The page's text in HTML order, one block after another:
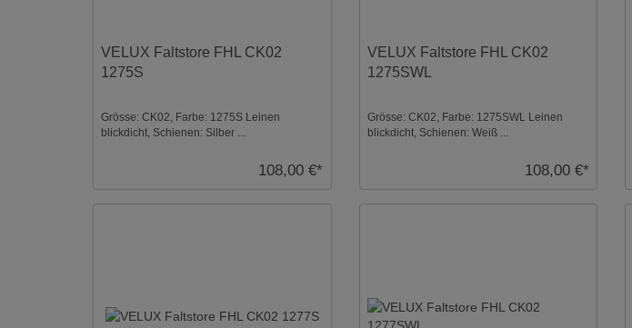
VELUX Faltstore FHL CK02
1275S
Grösse: CK02, Farbe: 1275S Leinen
blickdicht, Schienen: Silber ...
108,00 €*
VELUX Faltstore FHL CK02
1275SWL
Grösse: CK02, Farbe: 1275SWL Leinen
blickdicht, Schienen: Weiß ...
108,00 €*